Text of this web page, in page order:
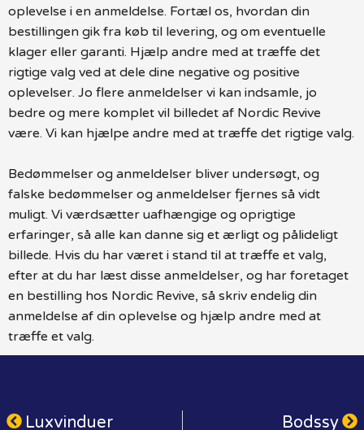
oplevelse i en anmeldelse. Fortæl os, hvordan din
bestillingen gik fra køb til levering, og om eventuelle
klager eller garanti. Hjælp andre med at træffe det
rigtige valg ved at dele dine negative og positive
oplevelser. Jo flere anmeldelser vi kan indsamle, jo
bedre og mere komplet vil billedet af Nordic Revive
være. Vi kan hjælpe andre med at træffe det rigtige valg.
Bedømmelser og anmeldelser bliver undersøgt, og
falske bedømmelser og anmeldelser fjernes så vidt
muligt. Vi værdsætter uafhængige og oprigtige
erfaringer, så alle kan danne sig et ærligt og pålideligt
billede. Hvis du har været i stand til at træffe et valg,
efter at du har læst disse anmeldelser, og har foretaget
en bestilling hos Nordic Revive, så skriv endelig din
anmeldelse af din oplevelse og hjælp andre med at
træffe et valg.
Luxvinduer Bodssy